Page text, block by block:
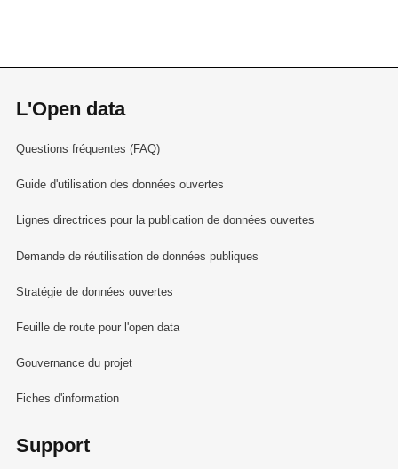
L'Open data
Questions fréquentes (FAQ)
Guide d'utilisation des données ouvertes
Lignes directrices pour la publication de données ouvertes
Demande de réutilisation de données publiques
Stratégie de données ouvertes
Feuille de route pour l'open data
Gouvernance du projet
Fiches d'information
Support